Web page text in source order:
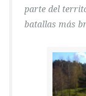
parte del
batallas más